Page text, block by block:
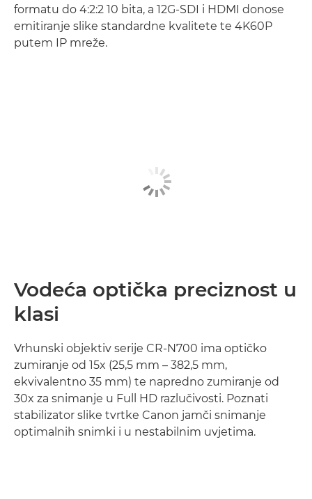
formatu do 4:2:2 10 bita, a 12G-SDI i HDMI donose
emitiranje slike standardne kvalitete te 4K60P
putem IP mreže.
Vodeća optička preciznost u
klasi
Vrhunski objektiv serije CR-N700 ima optičko
zumiranje od 15x (25,5 mm – 382,5 mm,
ekvivalentno 35 mm) te napredno zumiranje od
30x za snimanje u Full HD razlučivosti. Poznati
stabilizator slike tvrtke Canon jamči snimanje
optimalnih snimki i u nestabilnim uvjetima.